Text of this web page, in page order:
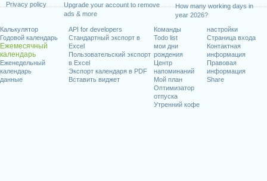
Privacy policy
Upgrade your account to remove
ads & more
How many working days in
year 2026?
Калькулятор
Годовой календарь
Ежемесячный
календарь
Еженедельный
календарь
данные
API for developers
Стандартный экспорт в
Excel
Пользовательский экспорт
в Excel
Экспорт календаря в PDF
Вставить виджет
Команды
Todo list
мои дни
рождения
Центр
напоминаний
Мой план
Оптимизатор
отпуска
Утренний кофе
настройки
Страница входа
Контактная
информация
Правовая
информация
Share